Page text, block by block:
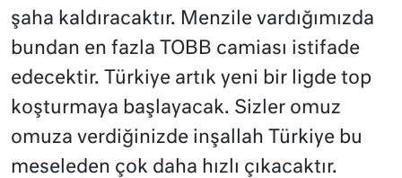
şaha kaldıracaktır. Menzile vardığımızda
bundan en fazla TOBB camiası istifade
edecektir. Türkiye artık yeni bir ligde top
koşturmaya başlayacak. Sizler omuz
omuza verdiğinizde inşallah Türkiye bu
meseleden çok daha hızlı çıkacaktır.